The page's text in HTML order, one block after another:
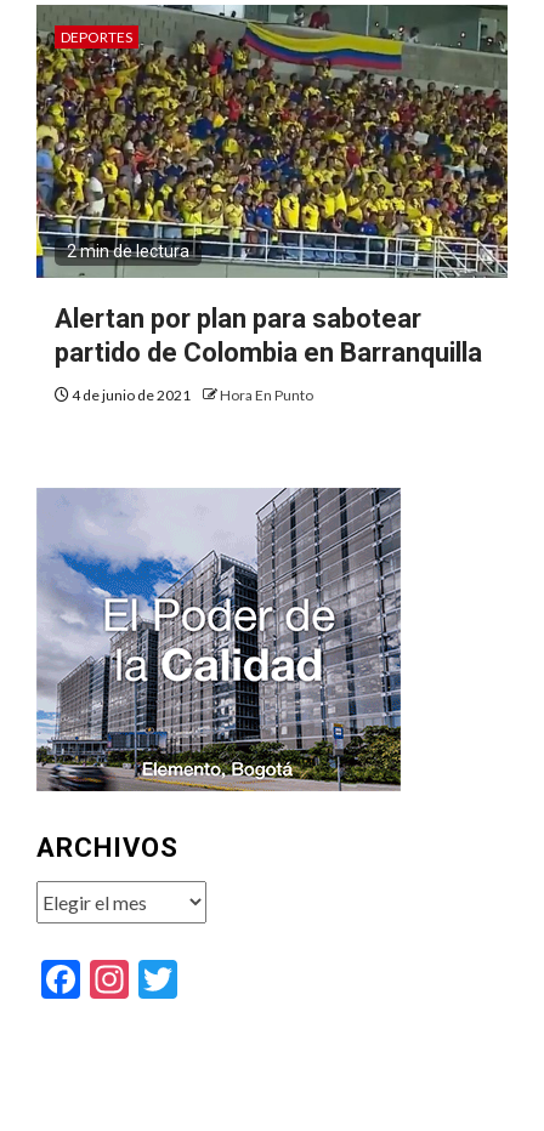
DEPORTES
2 min de lectura
Alertan por plan para sabotear
partido de Colombia en Barranquilla
4 de junio de 2021 Hora En Punto
ARCHIVOS
Archivos
Facebook
Instagram